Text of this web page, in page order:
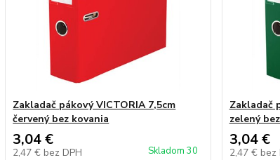
Zakladač pákový VICTORIA 7,5cm
červený bez kovania
3,04 €
2,47 € bez DPH Skladom 30
Zakladač
zelený
3,04 €
2,47 € bez